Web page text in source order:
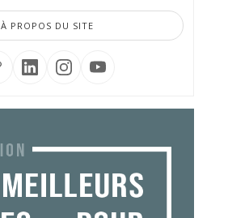
À PROPOS DU SITE